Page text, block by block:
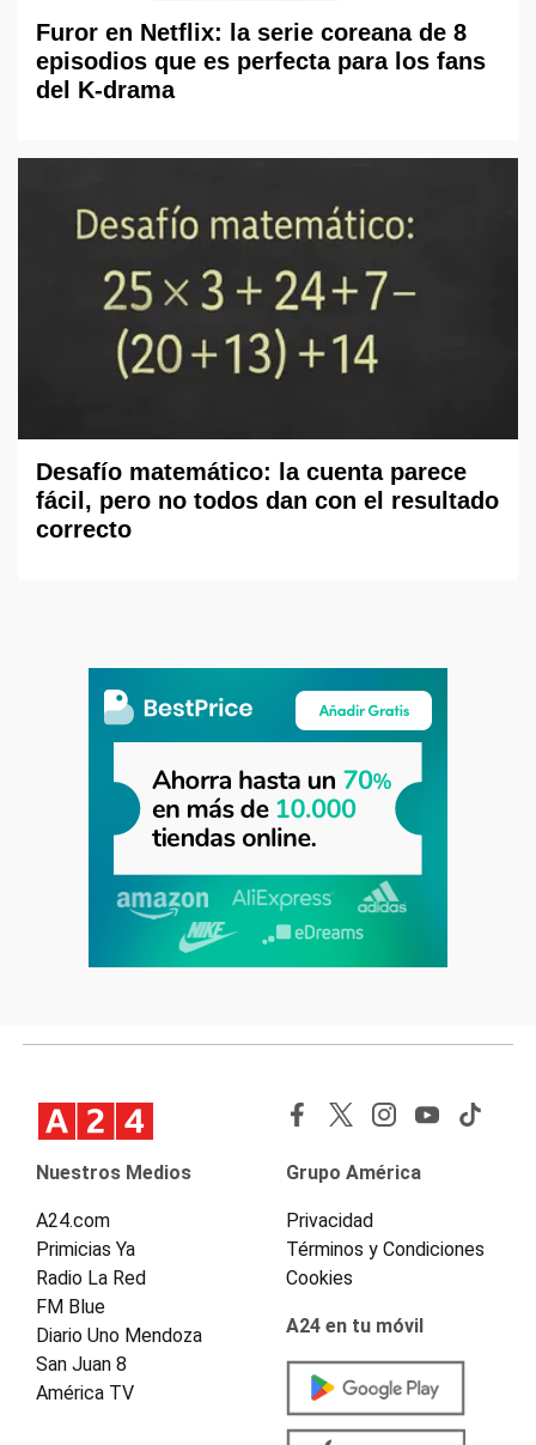
Furor en Netflix: la serie coreana de 8
episodios que es perfecta para los fans
del K-drama
Desafío matemático: la cuenta parece
fácil, pero no todos dan con el resultado
correcto
Nuestros Medios
A24.com
Primicias Ya
Radio La Red
FM Blue
Diario Uno Mendoza
San Juan 8
América TV
Grupo América
Privacidad
Términos y Condiciones
Cookies
A24 en tu móvil